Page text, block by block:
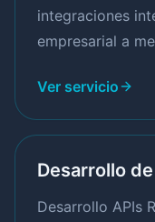
integraciones
empresarial a
Ver servicio
Desarrollo de
Desarrollo APIs